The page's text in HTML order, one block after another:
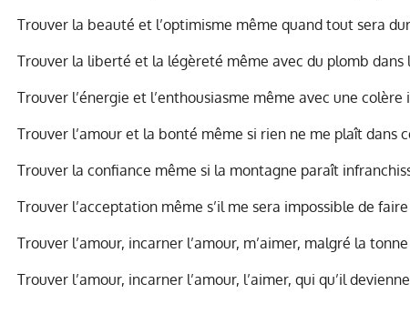
Trouver la beauté et l’optimisme même quand tout sera
Trouver la liberté et la légèreté même avec du plomb dans
Trouver l’énergie et l’enthousiasme même avec une colère
Trouver l’amour et la bonté même si rien ne me plaît dans
Trouver la confiance même si la montagne paraît
Trouver l’acceptation même s’il me sera impossible de
Trouver l’amour, incarner l’amour, m’aimer, malgré la
Trouver l’amour, incarner l’amour, l’aimer, qui qu’il